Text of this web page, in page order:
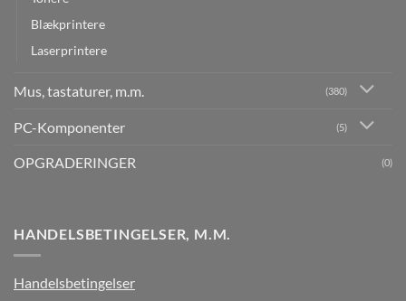
Blækprintere
Laserprintere
Mus, tastaturer, m.m. (380)
PC-Komponenter (5)
OPGRADERINGER (0)
HANDELSBETINGELSER, M.M.
Handelsbetingelser